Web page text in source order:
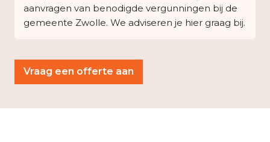
aanvragen van benodigde vergunningen bij de
gemeente Zwolle. We adviseren je hier graag bij.
Vraag een offerte aan